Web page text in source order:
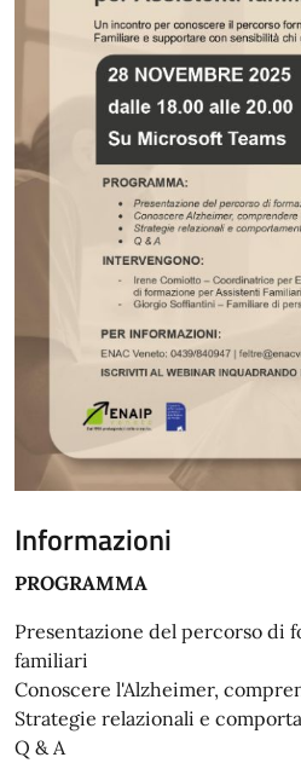
Informazioni
PROGRAMMA
Presentazione del percorso di
familiari
Conoscere l'Alzheimer,
Strategie relazionali e
Q & A